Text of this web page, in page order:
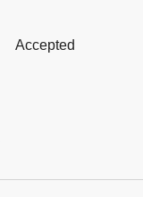
Accepted